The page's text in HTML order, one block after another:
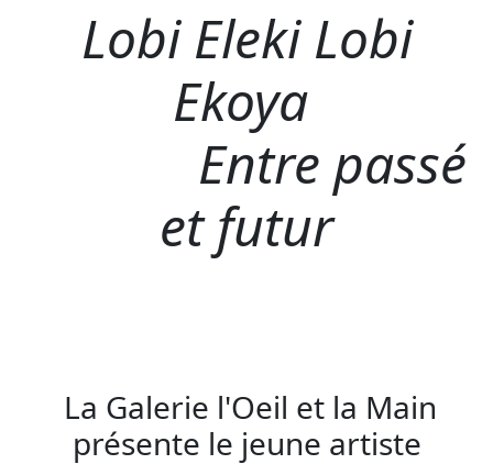
Lobi Eleki Lobi
Ekoya
Entre passé
et futur
La Galerie l'Oeil et la Main
présente le jeune artiste